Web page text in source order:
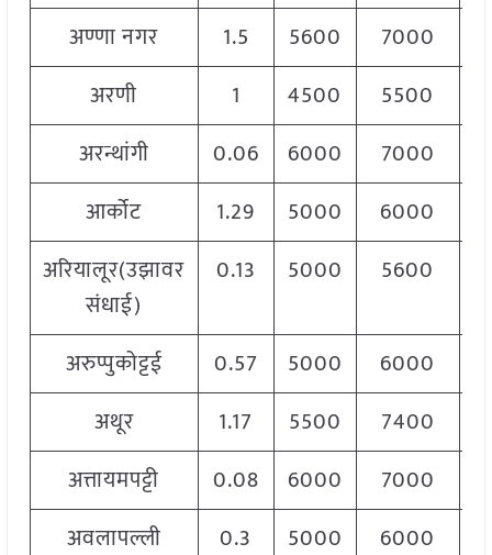
अण्णा नगर
1.5 5600 7000
अरणी
1 4500 5500
अरन्थांगी
0.06 6000 7000
आर्कोट
1.29 5000 6000
अरियालूर(उझावर
संधाई)
0.13 5000 5600
अरुप्पुकोट्टई 0.57 5000 6000
अथूर
1.17 5500 7400
अत्तायमपट्टी
0.08 6000 7000
अवलापल्ली
0.3 5000 6000